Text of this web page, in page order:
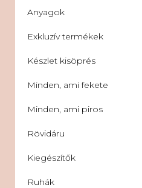
Anyagok
Exkluzív termékek
Készlet kisöprés
Minden, ami fekete
Minden, ami piros
Rövidáru
Kiegészítők
Ruhák